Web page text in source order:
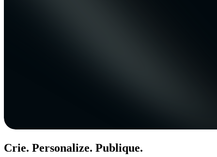
Crie. Personalize. Publique.